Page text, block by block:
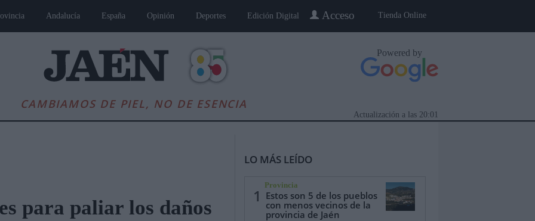
Tienda Online
Acceso
Andalucía España Opinión Deportes Edición Digital
CAMBIAMOS DE PIEL, NO DE ESENCIA
Powered by
20:01
Actualización a las
para paliar los daños
LO MÁS LEÍDO
1
Provincia
Estos son 5 de los pueblos
con menos vecinos de la
provincia de Jaén